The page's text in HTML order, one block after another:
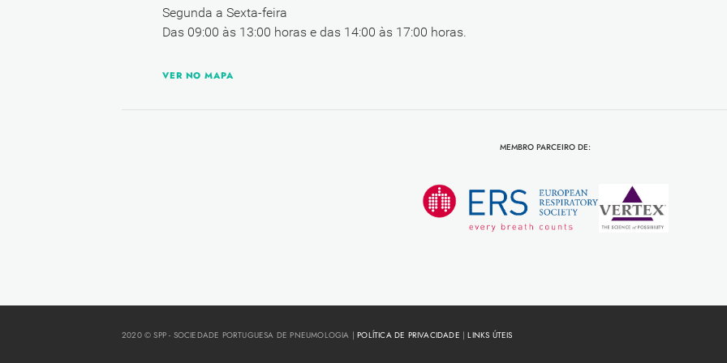
Segunda a Sexta-feira
Das 09:00 às 13:00 horas e das 14:00 às 17:00 horas.
VER NO MAPA
MEMBRO PARCEIRO DE:
2020 © SPP - SOCIEDADE PORTUGUESA DE PNEUMOLOGIA |POLÍTICA DE PRIVACIDADE |LINKS ÚTEIS